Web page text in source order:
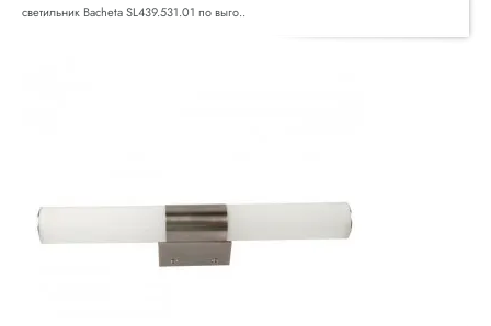
светильник Bacheta SL439.531.01 по выго..